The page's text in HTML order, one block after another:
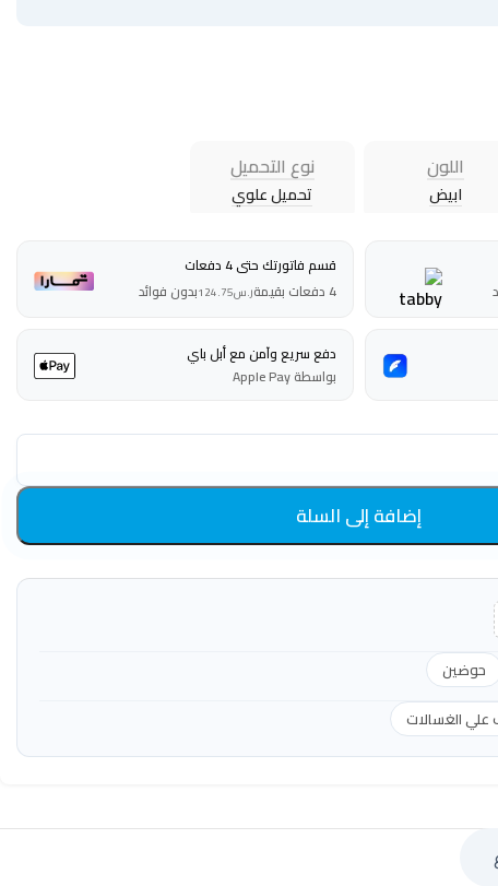
اللون
ابيض
نوع التحميل
تحميل علوي
قسم فاتورتك حتى 4 دفعات
4 دفعات بقيمة
ر.س124.75بدون فوائد
دفع سريع وآمن مع أبل باي
بواسطة Apple Pay
إضافة إلى السلة
حوضين
الغسالات